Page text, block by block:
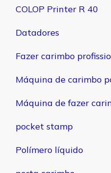
COLOP Printer R 40
Datadores
Fazer carimbo
Máquina de carimbo
Máquina de fazer
pocket stamp
Polímero líquido